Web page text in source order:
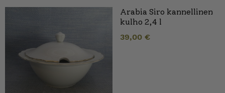
Arabia Siro kannellinen
kulho 2,4 l
39,00 €